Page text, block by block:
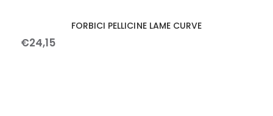
FORBICI PELLICINE LAME CURVE
€24,15